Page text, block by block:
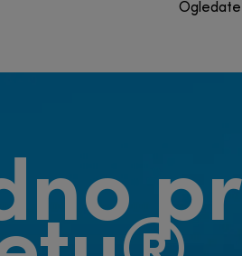
Ogledate